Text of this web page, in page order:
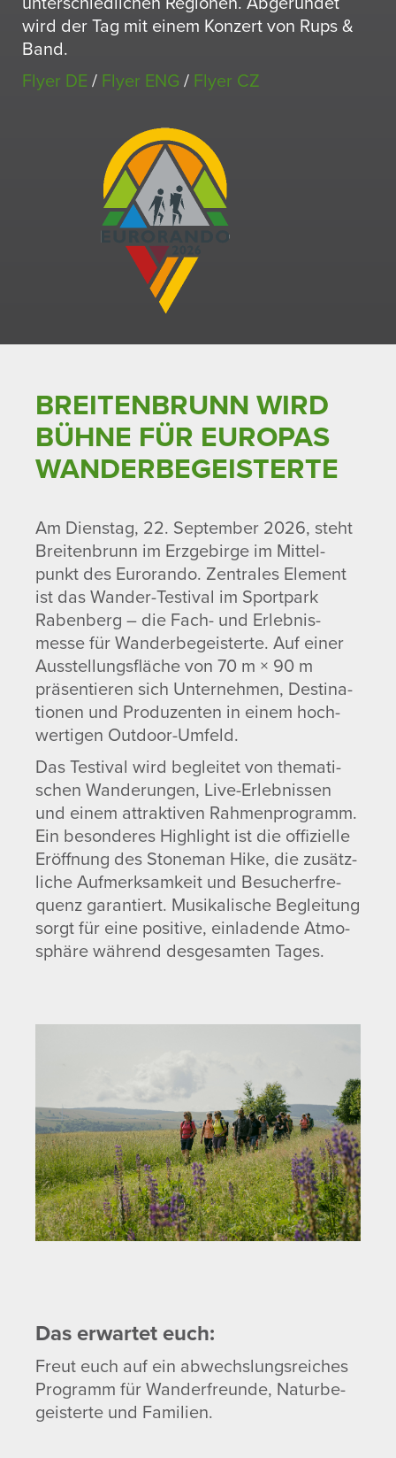
wird der Tag mit einem Konzert von Rups &
Band.
Flyer DE / Flyer ENG / Flyer CZ
BREI­TEN­BRUNN WIRD
BÜHNE FÜR EUROPAS
WANDER­BE­GEIS­TERTE
Am Dienstag, 22. September 2026, steht
Brei­ten­brunn im Erzge­birge im Mittel­
punkt des Eurorando. Zentrales Element
ist das Wander-Testival im Sport­park
Raben­berg – die Fach- und Erleb­nis­
messe für Wander­be­geis­terte. Auf einer
Ausstel­lungs­fläche von 70 m × 90 m
präsen­tieren sich Unter­nehmen, Desti­na­
tionen und Produ­zenten in einem hoch­
wer­tigen Outdoor-Umfeld.
Das Testival wird begleitet von thema­ti­
schen Wande­rungen, Live-Erleb­nissen
und einem attrak­tiven Rahmen­pro­gramm.
Ein beson­deres High­light ist die offi­zi­elle
Eröff­nung des Stoneman Hike, die zusätz­
liche Aufmerk­sam­keit und Besu­cher­fre­
quenz garan­tiert. Musi­ka­li­sche Beglei­tung
sorgt für eine posi­tive, einla­dende Atmo­
sphäre während desge­samten Tages.
Das erwartet euch:
Freut euch auf ein abwechs­lungs­rei­ches
Programm für Wander­freunde, Natur­be­
geis­terte und Fami­lien.